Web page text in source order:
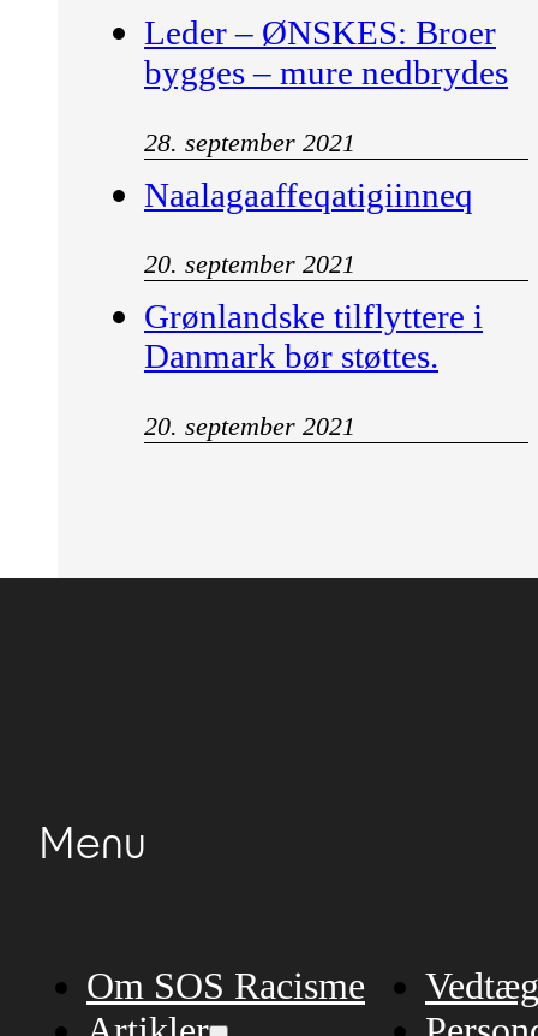
Leder – ØNSKES: Broer
bygges – mure nedbrydes
28. september 2021
Naalagaaffeqatigiinneq
20. september 2021
Grønlandske tilflyttere i
Danmark bør støttes.
20. september 2021
Menu
Om SOS Racisme